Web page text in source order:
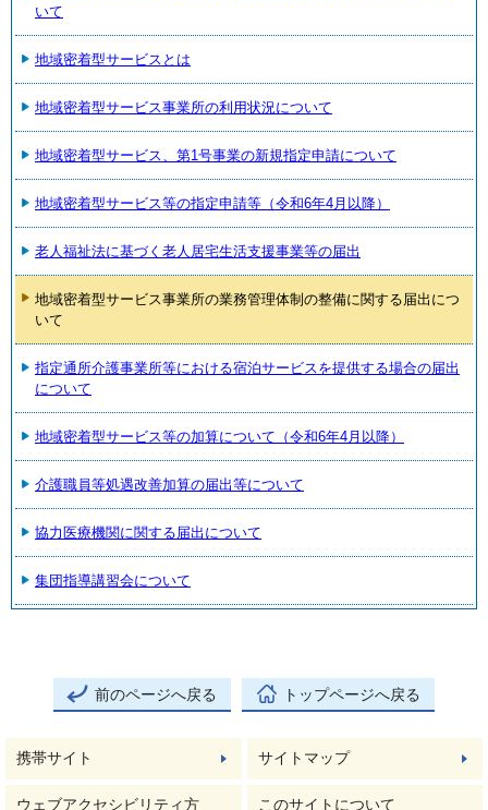
いて
地域密着型サービスとは
地域密着型サービス事業所の利用状況について
地域密着型サービス、第1号事業の新規指定申請について
地域密着型サービス等の指定申請等（令和6年4月以降）
老人福祉法に基づく老人居宅生活支援事業等の届出
地域密着型サービス事業所の業務管理体制の整備に関する届出につ
いて
指定通所介護事業所等における宿泊サービスを提供する場合の届出
について
地域密着型サービス等の加算について（令和6年4月以降）
介護職員等処遇改善加算の届出等について
協力医療機関に関する届出について
集団指導講習会について
前のページへ戻る トップページへ戻る
携帯サイト サイトマップ
ウェブアクセシビリティ方 このサイトについて